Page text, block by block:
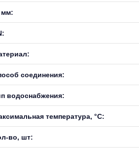
мм:
соединения:
водоснабжения:
температура, °С:
во, шт: